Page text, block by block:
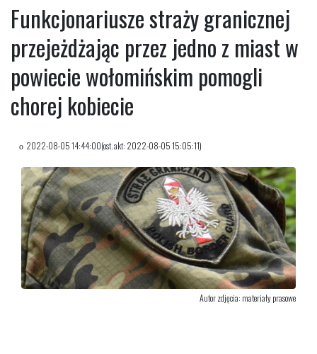
Funkcjonariusze straży granicznej
przejeżdżając przez jedno z miast w
powiecie wołomińskim pomogli
chorej kobiecie
2022-08-05 14:44:00(ost. akt: 2022-08-05 15:05:11)
Autor zdjęcia: materiały prasowe